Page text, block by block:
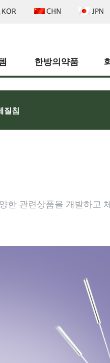
한방의약품
질침
한 관련상품을 개발하고